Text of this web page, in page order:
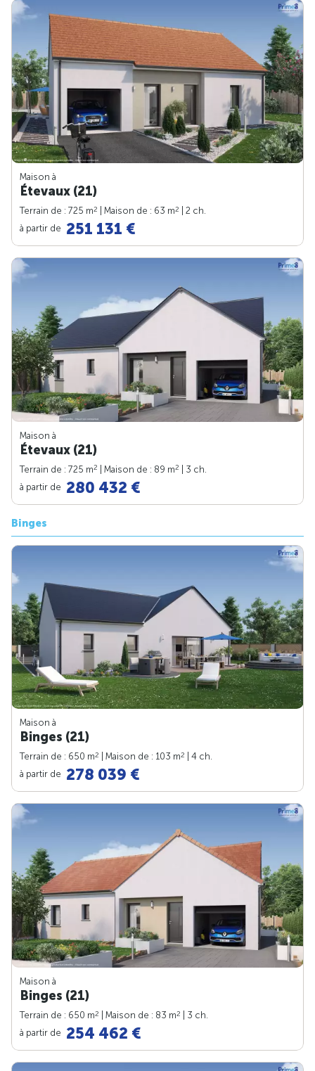
Maison à
Étevaux (21)
Terrain de : 725 m2 | Maison de : 63 m2
| 2 ch.
à partir de 251 131 €
Maison à
Étevaux (21)
Terrain de : 725 m2 | Maison de : 89 m2
| 3 ch.
à partir de 280 432 €
Binges
Maison à
Binges (21)
Terrain de : 650 m2 | Maison de : 103 m2
| 4 ch.
à partir de 278 039 €
Maison à
Binges (21)
Terrain de : 650 m2 | Maison de : 83 m2
| 3 ch.
à partir de 254 462 €